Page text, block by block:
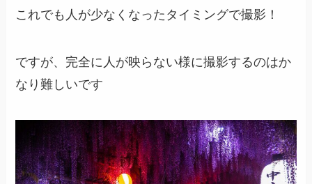
これでも人が少なくなったタイミングで撮影！
ですが、完全に人が映らない様に撮影するのはか
なり難しいです